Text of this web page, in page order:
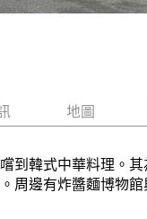
地圖
到韓式中華料理。
周邊有炸醬麵博物